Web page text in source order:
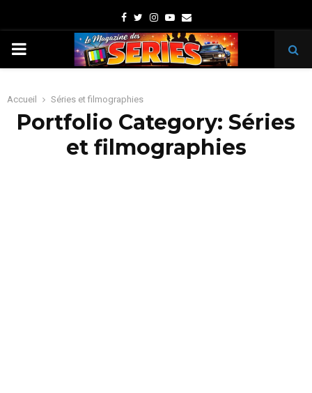
Facebook
TwitterInstagram
Youtube
Email
PRIMARY
Accueil Séries et filmographies
Portfolio Category: Séries
et filmographies